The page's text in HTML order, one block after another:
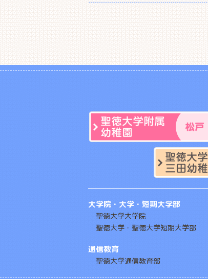
大学院・大学・短期大学部
聖徳大学大学院
聖徳大学・聖徳大学短期大学部
通信教育
聖徳大学通信教育部